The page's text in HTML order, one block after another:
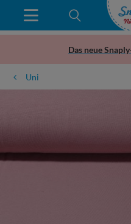
Das neue
Uni